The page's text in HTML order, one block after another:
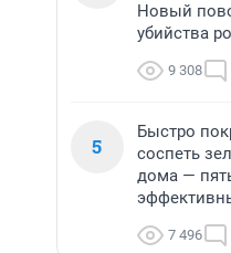
Новый
убийства
9 308
5
Быстро
соспеть
дома —
7 496